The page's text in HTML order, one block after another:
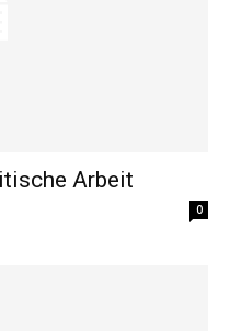
Arbeit
0